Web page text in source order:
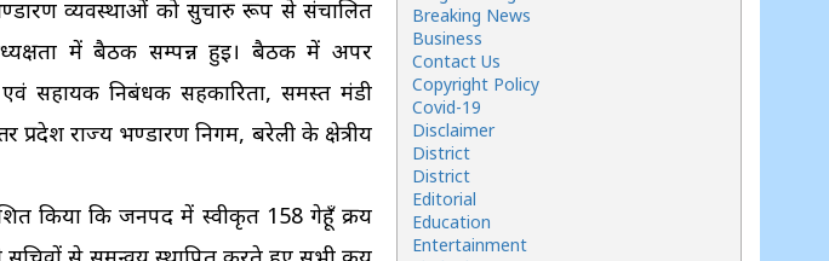
व्यवस्थाओं को सुचारु रूप से संचालित
में बैठक सम्पन्न हुई। बैठक में अपर
सहायक निबंधक सहकारिता, समस्त मंडी
राज्य भण्डारण निगम, बरेली के क्षेत्रीय
किया कि जनपद में स्वीकृत 158 गेहूँ क्रय
Breaking News
Business
Contact Us
Copyright Policy
Covid-19
Disclaimer
District
District
Editorial
Education
Entertainment